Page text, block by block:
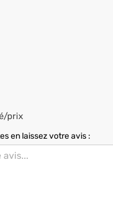
prix
en laissez votre avis :